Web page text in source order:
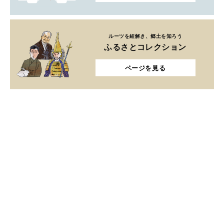
ルーツを紐解き、郷土を知ろう
ふるさとコレクション
ページを見る